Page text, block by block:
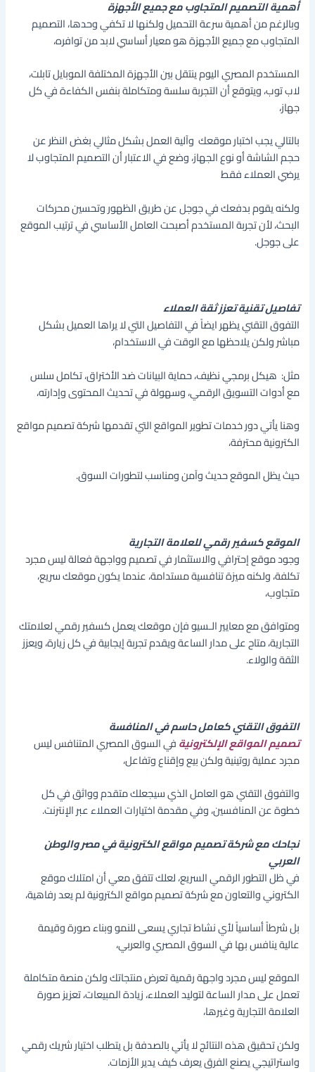
أهمية التصميم المتجاوب مع جميع الأجهزة
وبالرغم من أهمية سرعة التحميل ولكنها لا تكفي وحدها، التصميم
المتجاوب مع جميع الأجهزة هو معيار أساسي لابد من توافره،
المستخدم المصري اليوم ينتقل بين الأجهزة المختلفة الموبايل تابلت،
لاب توب، ويتوقع أن التجربة سلسة ومتكاملة بنفس الكفاءة في كل
جهاز،
بالتالي يجب اختبار موقعك وآلية العمل بشكل مثالي بغض النظر عن
حجم الشاشة أو نوع الجهاز، وضع في الاعتبار أن التصميم المتجاوب لا
يرضي العملاء فقط
ولكنه يقوم بدفعك في جوجل عن طريق الظهور وتحسين محركات
البحث، لأن تجربة المستخدم أصبحت العامل الأساسي في ترتيب الموقع
على جوجل.
تفاصيل تقنية تعزز ثقة العملاء
التفوق التقني يظهر ايضاً في التفاصيل التي لا يراها العميل بشكل
مباشر ولكن يلاحظها مع الوقت في الاستخدام،
مثل: هيكل برمجي نظيف، حماية البيانات ضد الأختراق، تكامل سلس
مع أدوات التسويق الرقمي، وسهولة في تحديث المحتوى وإدارته،
وهنا يأتي دور خدمات تطوير المواقع التي تقدمها شركة تصميم مواقع
الكترونية محترفة،
حيث يظل الموقع حديث وآمن ومناسب لتطورات السوق.
الموقع كسفير رقمي للعلامة التجارية
وجود موقع إحترافي والاستثمار في تصميم وواجهة فعالة ليس مجرد
تكلفة، ولكنه ميزة تنافسية مستدامة، عندما يكون موقعك سريع،
متجاوب،
ومتوافق مع معايير الـسيو فإن موقعك يعمل كسفير رقمي لعلامتك
التجارية، متاح على مدار الساعة ويقدم تجربة إيجابية في كل زيارة، ويعزز
الثقة والولاء.
التفوق التقني كعامل حاسم في المنافسة
تصميم المواقع الإلكترونيةفي السوق المصري المتنافس ليس
مجرد عملية روتينية ولكن بيع وإقناع وتفاعل،
والتفوق التقني هو العامل الذي سيجعلك متقدم وواثق في كل
خطوة عن المنافسين، وفي مقدمة اختيارات العملاء عبر الإنترنت.
نجاحك مع شركة تصميم مواقع الكترونية في مصر والوطن
العربي
في ظل التطور الرقمي السريع، لعلك تتفق معي أن امتلاك موقع
الكتروني والتعاون مع شركة تصميم مواقع الكترونية لم يعد رفاهية،
بل شرطاً أساسياً لأي نشاط تجاري يسعى للنمو وبناء صورة وقيمة
عالية ينافس بها في السوق المصري والعربي،
الموقع ليس مجرد واجهة رقمية تعرض منتجاتك ولكن منصة متكاملة
تعمل على مدار الساعة لتوليد العملاء، زيادة المبيعات، تعزيز صورة
العلامة التجارية وغيرها،
ولكن تحقيق هذه النتائج لا يأتي بالصدفة بل يتطلب اختيار شريك رقمي
واستراتيجي يصنع الفرق يعرف كيف يدير الأزمات.